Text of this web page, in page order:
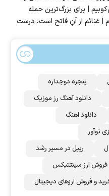
| برای بزرگ‌ترین حمله
| غنائم از آنِ فاتح است، درست
پنجره دوجداره
دانلود آهنگ رز‌ موزیک
دانلود اهنگ
نوآور
ریپل در مسیر رشد
فروش ارز سینتتیکس
و فروش ارزهای دیجیتال